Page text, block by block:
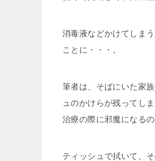
消毒液などかけてしま
ことに・・・。
筆者は、そばにいた家
ュのかけらが残ってしま
治療の際に邪魔になる
ティッシュで拭いて、